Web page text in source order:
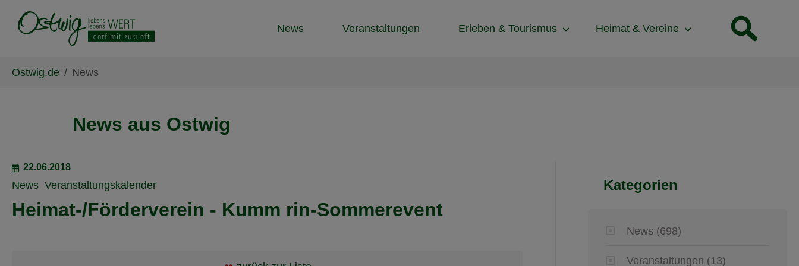
News
Veranstaltungen Erleben & Tourismus Heimat & Vereine
Ostwig.de News
News aus Ostwig
22.06.2018
News Veranstaltungskalender
Heimat-/Förderverein - Kumm rin-Sommerevent
Kategorien
News (698)
Veranstaltungen (13)